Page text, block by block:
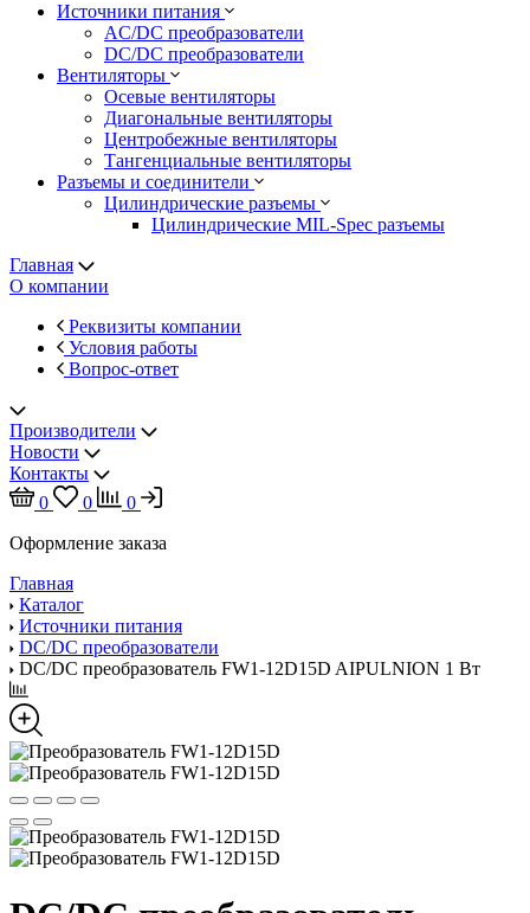
Источники питания
AC/DC преобразователи
DC/DC преобразователи
Вентиляторы
Осевые вентиляторы
Диагональные вентиляторы
Центробежные вентиляторы
Тангенциальные вентиляторы
Разъемы и соединители
Цилиндрические разъемы
Цилиндрические MIL-Spec разъемы
Главная
О компании
Реквизиты компании
Условия работы
Вопрос-ответ
Производители
Новости
Контакты
0
0
0
Оформление заказа
Главная
Каталог
Источники питания
DC/DC преобразователи
DC/DC преобразователь FW1-12D15D AIPULNION 1 Вт